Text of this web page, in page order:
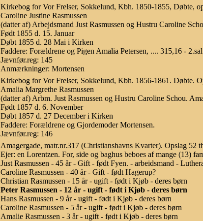
Kirkebog for Vor Frelser, Sokkelund, Kbh. 1850-1855, Døbte,
Caroline Justine Rasmussen
(datter af) Arbejdsmand Just Rasmussen og Hustru Caroline
Født 1855 d. 15. Januar
Døbt 1855 d. 28 Mai i Kirken
Faddere: Forældrene og Pigen Amalia Petersen, .... 315,16 -
Jævnfør.reg: 145
Anmærkninger: Mortensen
Kirkebog for Vor Frelser, Sokkelund, Kbh. 1856-1861. Døbte.
Amalia Margrethe Rasmussen
(datter af) Arbm. Just Rasmussen og Hustru Caroline Schou.
Født 1857 d. 6. November
Døbt 1857 d. 27 December i Kirken
Faddere: Forældrene og Gjordemoder Mortensen.
Jævnfør.reg: 146
Amagergade, matr.nr.317 (Christianshavns Kvarter). Opslag 52
Ejer: en Lorentzen. For, side og baghus beboes af mange (13)
Just Rasmussen - 45 år - Gift - født Fyen. - arbeidsmand -
Caroline Rasmussen - 40 år - Gift - født Hagerup?
Christian Rasmussen - 15 år - ugift - født i Kjøb - deres børn
Peter Rasmussen - 12 år - ugift - født i Kjøb - deres børn
Hans Rasmussen - 9 år - ugift - født i Kjøb - deres børn
Caroline Rasmussen - 5 år - ugift - født i Kjøb - deres børn
Amalie Rasmussen - 3 år - ugift - født i Kjøb - deres børn